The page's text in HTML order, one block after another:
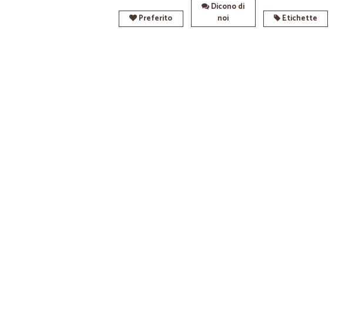
Preferito
Dicono di
noi
Etichette